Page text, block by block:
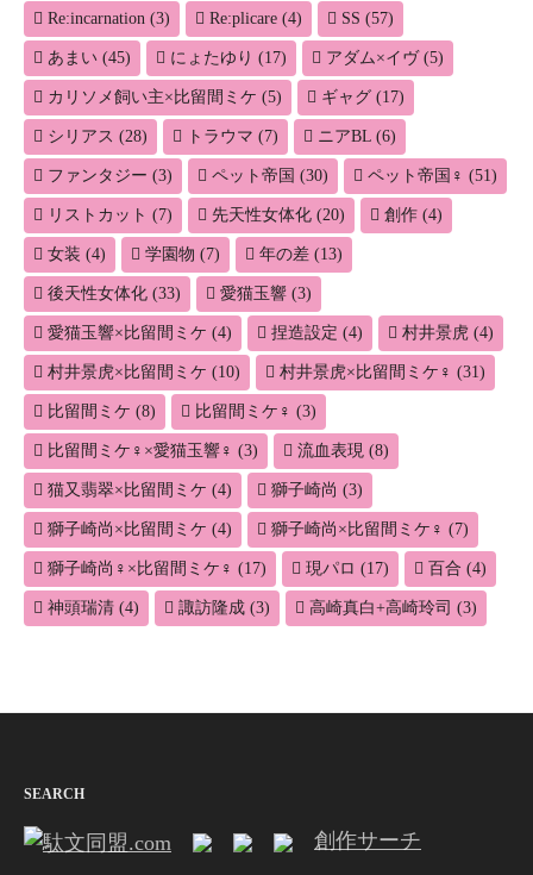
Re:incarnation (3) Re:plicare (4) SS (57)
あまい (45) にょたゆり (17) アダム×イヴ(5)
カリソメ飼い主×比留間ミケ (5) ギャグ (17)
シリアス (28) トラウマ (7) ニアBL (6)
ファンタジー (3) ペット帝国 (30) ペット帝国♀ (51)
リストカット (7) 先天性女体化 (20) 創作 (4)
女装 (4) 学園物 (7) 年の差 (13)
後天性女体化 (33) 愛猫玉響 (3)
愛猫玉響×比留間ミケ (4) 捏造設定 (4) 村井景虎 (4)
村井景虎×比留間ミケ (10) 村井景虎×比留間ミケ♀ (31)
比留間ミケ (8) 比留間ミケ♀ (3)
比留間ミケ♀×愛猫玉響♀ (3) 流血表現 (8)
猫又翡翠×比留間ミケ (4) 獅子崎尚 (3)
獅子崎尚×比留間ミケ (4) 獅子崎尚×比留間ミケ♀ (7)
獅子崎尚♀×比留間ミケ♀ (17) 現パロ (17) 百合 (4)
神頭瑞清 (4) 諏訪隆成 (3) 高崎真白+高崎玲司 (3)
SEARCH
創作サーチ